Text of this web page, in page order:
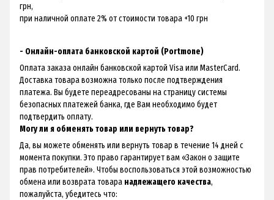
грн,
при наличной оплате 2% от стоимости товара +10 грн
- Онлайн-оплата банковской картой (Portmone)
Оплата заказа онлайн банковской картой Visa или MasterCard.
Доставка товара возможна только после подтверждения
платежа. Вы будете переадресованы на страницу системы
безопасных платежей банка, где Вам необходимо будет
подтвердить оплату.
Могу ли я обменять товар или вернуть товар?
Да, вы можете обменять или вернуть товар в течение 14 дней с
момента покупки. Это право гарантирует вам «Закон о защите
прав потребителей». Чтобы воспользоваться этой возможностью
обмена или возврата товара надлежащего качества,
пожалуйста, убедитесь что: